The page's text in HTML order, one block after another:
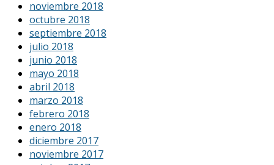
noviembre 2018
octubre 2018
septiembre 2018
julio 2018
junio 2018
mayo 2018
abril 2018
marzo 2018
febrero 2018
enero 2018
diciembre 2017
noviembre 2017